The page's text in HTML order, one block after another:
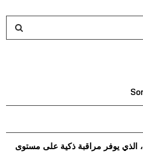
C
أطلقت Synology جهاز DVA7400، الذي يوفر مراقبة ذكية على مستوى